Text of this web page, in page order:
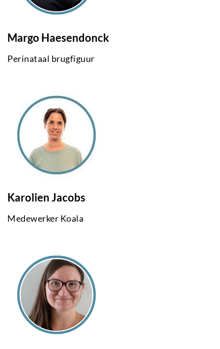
Margo Haesendonck
Perinataal brugfiguur
Karolien Jacobs
Medewerker Koala